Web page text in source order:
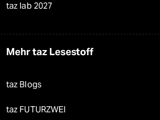
taz lab 2027
Mehr taz Lesestoff
taz Blogs
taz FUTURZWEI